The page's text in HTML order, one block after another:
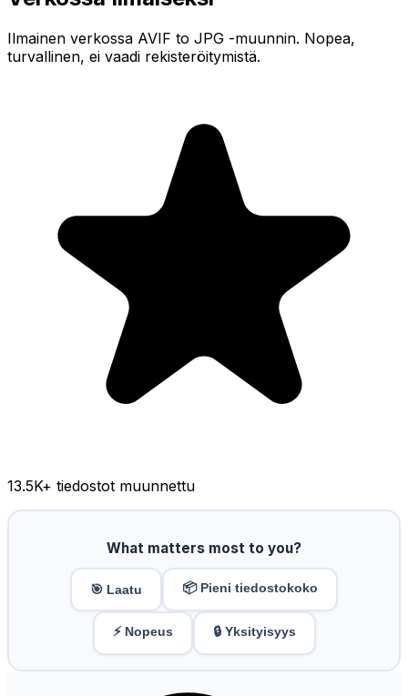
Ilmainen verkossa AVIF to JPG -muunnin. Nopea,
turvallinen, ei vaadi rekisteröitymistä.
13.5K+ tiedostot muunnettu
What matters most to you?
🎯 Laatu 📦 Pieni tiedostokoko
⚡ Nopeus 🔒 Yksityisyys